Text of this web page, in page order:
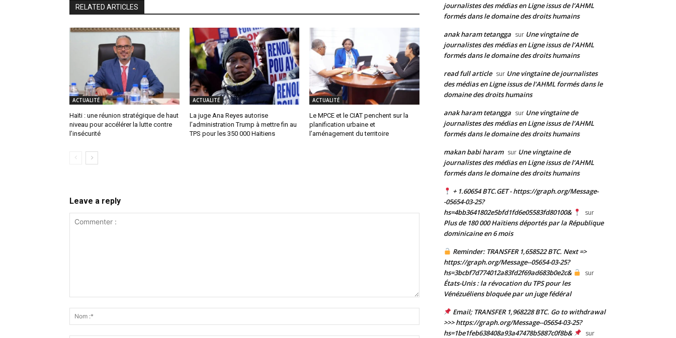
RELATED ARTICLES
ACTUALITÉ
Haïti : une réunion stratégique de haut
niveau pour accélérer la lutte contre
l’insécurité
ACTUALITÉ
La juge Ana Reyes autorise
l’administration Trump à mettre fin au
TPS pour les 350 000 Haïtiens
ACTUALITÉ
Le MPCE et le CIAT penchent sur la
planification urbaine et
l’aménagement du territoire
Leave a reply
:*
journalistes des médias en Ligne issus de l’AHML
formés dans le domaine des droits humains
anak haram tetangga sur Une vingtaine de
journalistes des médias en Ligne issus de l’AHML
formés dans le domaine des droits humains
read full article sur Une vingtaine de journalistes
des médias en Ligne issus de l’AHML formés dans le
domaine des droits humains
anak haram tetangga sur Une vingtaine de
journalistes des médias en Ligne issus de l’AHML
formés dans le domaine des droits humains
makan babi haram sur Une vingtaine de
journalistes des médias en Ligne issus de l’AHML
formés dans le domaine des droits humains
+ 1.60654 BTC.GET - https://graph.org/Message-
-05654-03-25?
hs=4bb3641802e5bfd1fd6e05583fd80100&
sur
Plus de 180 000 Haïtiens déportés par la République
dominicaine en 6 mois
Reminder: TRANSFER 1,658522 BTC. Next =>
https://graph.org/Message--05654-03-25?
hs=3bcbf7d774012a83fd2f69ad683b0e2c&
sur
États-Unis : la révocation du TPS pour les
Vénézuéliens bloquée par un juge fédéral
Email; TRANSFER 1,968228 BTC. Go to withdrawal
>>> https://graph.org/Message--05654-03-25?
hs=1be1feb638408a93a47478b5887c0f8b&
sur